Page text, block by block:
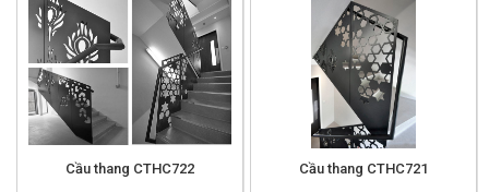
Cầu thang CTHC722 Cầu thang CTHC721